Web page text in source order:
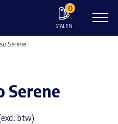
0
STALEN
Serene
Serene
btw)